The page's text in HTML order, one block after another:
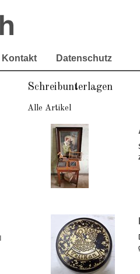
Kontakt Datenschutz
Schreibunterlagen
Alle Artikel